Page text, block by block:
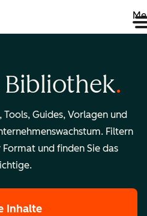
Bibliothek
Tools, Guides, Vorlagen und
Filtern
und finden Sie das
Inhalte